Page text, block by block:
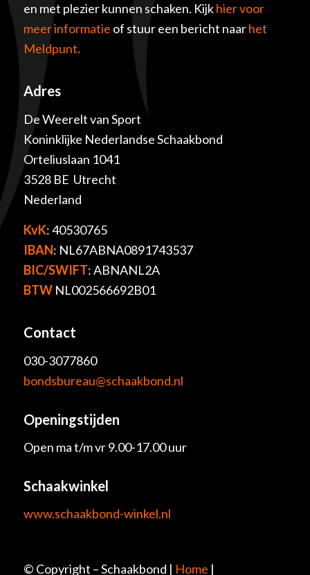
en met plezier kunnen schaken. Kijkhier voor
meer informatie of stuur een bericht naarhet
Meldpunt.
Adres
De Weerelt van Sport
Koninklijke Nederlandse Schaakbond
Orteliuslaan 1041
3528 BE Utrecht
Nederland
KvK: 40530765
IBAN: NL67ABNA0891743537
BIC/SWIFT: ABNANL2A
BTWNL002566692B01
Contact
030-3077860
bondsbureau@schaakbond.nl
Openingstijden
Open ma t/m vr 9.00-17.00 uur
Schaakwinkel
www.schaakbond-winkel.nl
© Copyright – Schaakbond | Home |